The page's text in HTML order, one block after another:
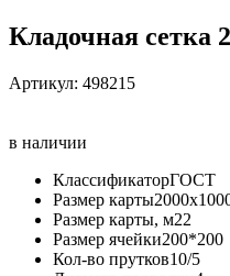
Кладочная сетка
Артикул: 498215
в наличии
КлассификаторГОСТ
Размер карты
Размер карты, м22
Размер ячейки200*200
Кол-во прутков10/5